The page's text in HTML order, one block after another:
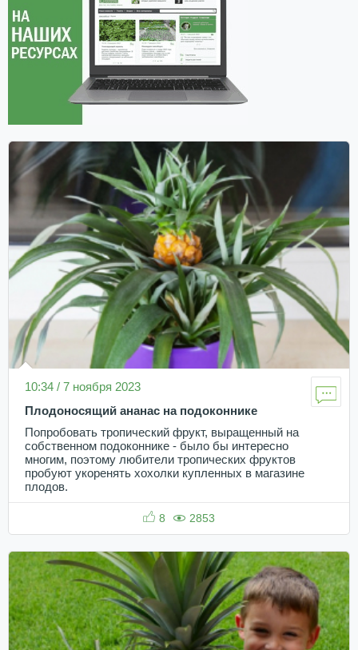
10:34 / 7 ноября 2023
Плодоносящий ананас на подоконнике
Попробовать тропический фрукт, выращенный на
собственном подоконнике - было бы интересно
многим, поэтому любители тропических фруктов
пробуют укоренять хохолки купленных в магазине
плодов.
8 2853